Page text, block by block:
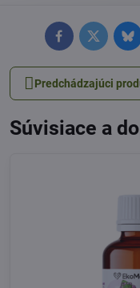
FacebookTwitter
Predchádzajúci
Súvisiace a